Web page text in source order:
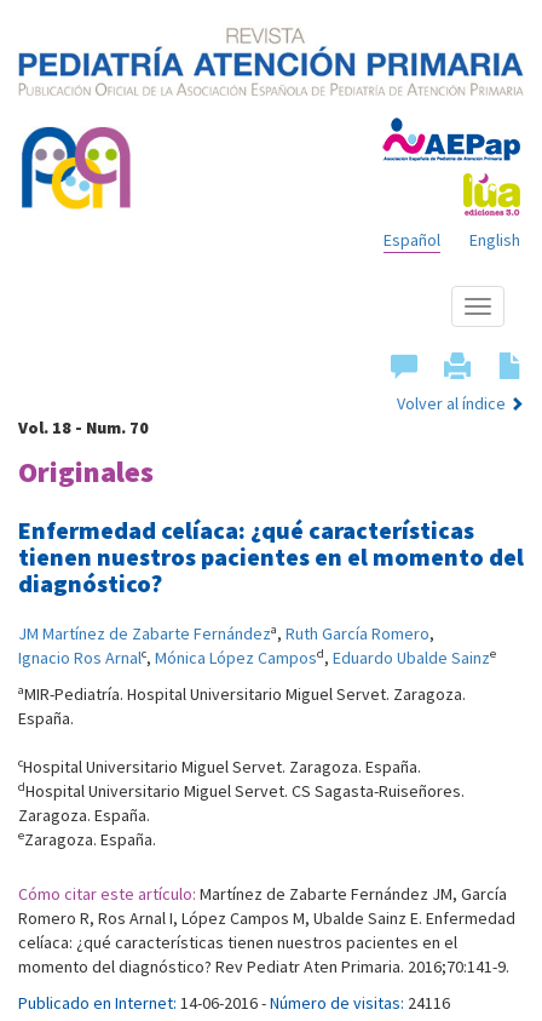
English
Español
Mostrar
menú
Volver al índice
Vol. 18 - Num. 70
Originales
Enfermedad celíaca: ¿qué características
tienen nuestros pacientes en el momento del
diagnóstico?
JM Martínez de Zabarte Fernándeza, Ruth García Romero,
Ignacio Ros Arnalc, Mónica López Camposd, Eduardo Ubalde Sainze
aMIR-Pediatría. Hospital Universitario Miguel Servet. Zaragoza.
España.
cHospital Universitario Miguel Servet. Zaragoza. España.
dHospital Universitario Miguel Servet. CS Sagasta-Ruiseñores.
Zaragoza. España.
eZaragoza. España.
Cómo citar este artículo: Martínez de Zabarte Fernández JM, García
Romero R, Ros Arnal I, López Campos M, Ubalde Sainz E. Enfermedad
celíaca: ¿qué características tienen nuestros pacientes en el
momento del diagnóstico? Rev Pediatr Aten Primaria. 2016;70:141-9.
Publicado en Internet: 14-06-2016 -Número de visitas: 24116